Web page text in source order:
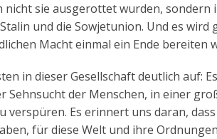
nicht sie ausgerottet wurden,
und die Sowjetunion. Und es wird
Macht einmal ein Ende bereiten
in dieser Gesellschaft deutlich auf:
Sehnsucht der Menschen, in einer
verspüren. Es erinnert uns daran,
für diese Welt und ihre